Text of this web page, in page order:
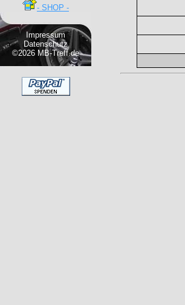
- SHOP -
Impressum
Datenschutz
©2026 MB-Treff.de